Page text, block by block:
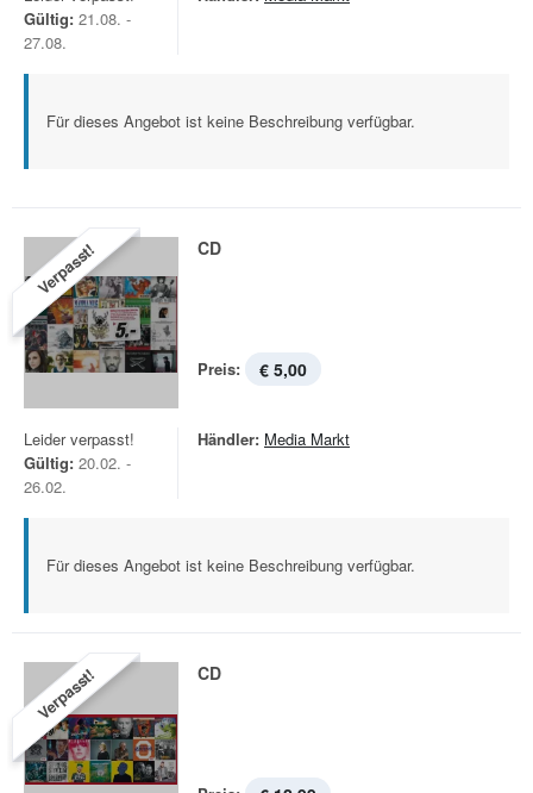
Gültig: 21.08. -
27.08.
Für dieses Angebot ist keine Beschreibung verfügbar.
Verpasst! CD
Preis: € 5,00
Leider verpasst!
Gültig: 20.02. -
26.02.
Händler: Media Markt
Für dieses Angebot ist keine Beschreibung verfügbar.
Verpasst! CD